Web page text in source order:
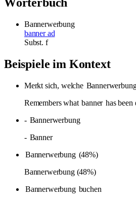
Bannerwerbung
banner ad
Subst. f
Beispiele im Kontext
Merkt sich, welche
Remembers what banner has been
- Bannerwerbung
- Banner
Bannerwerbung (48%)
Bannerwerbung (48%)
Bannerwerbung buchen